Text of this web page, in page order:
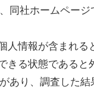
同社ホームページ
人情報が含まれる
きる状態であると
あり、調査した結